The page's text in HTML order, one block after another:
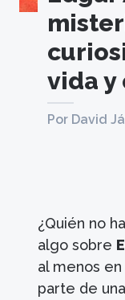
vida y
Por David
¿Quién no
algo sobre
al menos
parte de